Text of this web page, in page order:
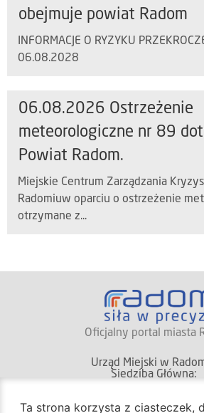
obejmuje powiat Radom
INFORMACJE O RYZYKU
06.08.2028
06.08.2026 Ostrzeżenie
meteorologiczne nr 89
Powiat Radom.
Miejskie Centrum Zarządzania
Radomiuw oparciu o ostrzeżenie
otrzymane z...
Oficjalny portal miasta
Urząd Miejski w
Siedziba Główna:
Ta strona korzysta z ciasteczek,